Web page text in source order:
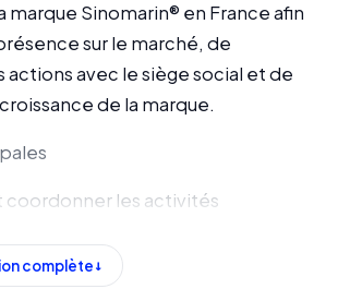
marque Sinomarin® en France afin
sur le marché, de
avec le siège social et de
de la marque.
les activités
complète